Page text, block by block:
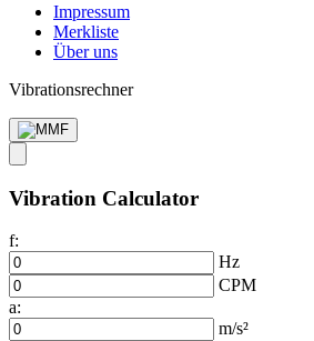
Impressum
Merkliste
Über uns
Vibrationsrechner
Vibration Calculator
f:
Hz
CPM
a:
m/s²